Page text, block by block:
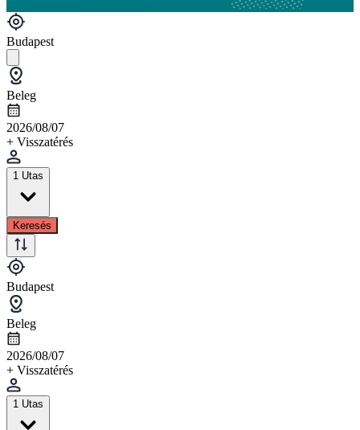
Budapest
Beleg
2026/08/07
+ Visszatérés
1 Utas
Keresés
Budapest
Beleg
2026/08/07
+ Visszatérés
1 Utas